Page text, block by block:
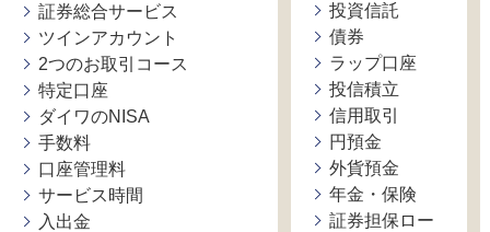
証券総合サービス
ツインアカウント
2つのお取引コース
特定口座
ダイワのNISA
手数料
口座管理料
サービス時間
入出金
投資信託
債券
ラップ口座
投信積立
信用取引
円預金
外貨預金
年金・保険
証券担保ロー